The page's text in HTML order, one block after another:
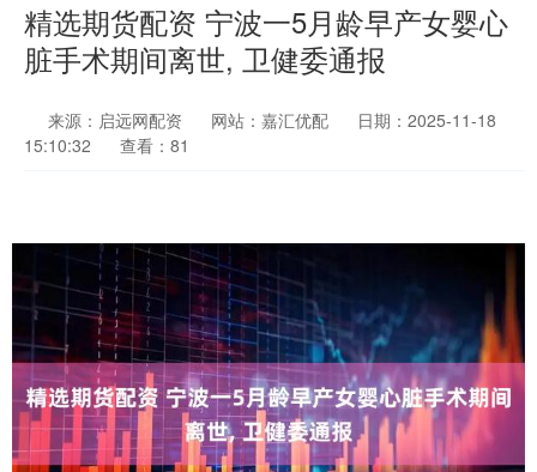
精选期货配资 宁波一5月龄早产女婴心
脏手术期间离世, 卫健委通报
来源：启远网配资 网站：嘉汇优配
日期：2025-11-18
15:10:32
查看：81